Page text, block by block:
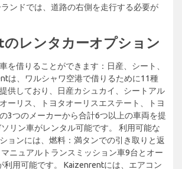
ンドでは、道路の右側を走行する必要が
レンタカーオプション
を借りることができます：日産、シート、
は、ワルシャワ空港で借りるために11種
供しており、日産カシュカイ、シートアル
ーリス、トヨタオーリスエステート、トヨ
3つのメーカーから合計6つ以上の車両を提
リン車がレンタル可能です。 利用可能な
ョンには、燃料：満タンでの引き取りと返
ニュアルトランスミッション車9台とオー
利用可能です。 Kaizenrentには、エアコン